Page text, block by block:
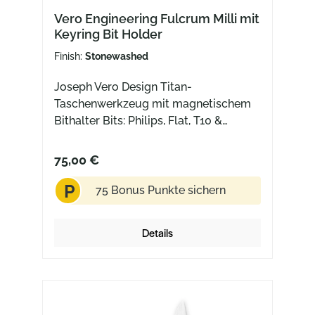
Vero Engineering Fulcrum Milli mit
Keyring Bit Holder
Finish: Stonewashed
Joseph Vero Design Titan-
Taschenwerkzeug mit magnetischem
Bithalter Bits: Philips, Flat, T10 &
Edelstahl-DoppelkarabinerLänge: 6,35
cm Das beste Werkzeug ist das, das
man dabei hat! Der neue Fulcrum Milli
2.5" ist dein perfekter Tool-Begleiter
Schlüsselring-Bithalter und dem
griffbereit. Egal, ob an deinem
75,00 €
P 75 Bonus Punkte sichern
Details